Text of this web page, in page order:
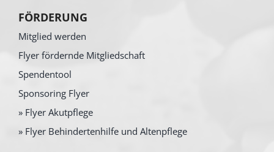
FÖRDERUNG
Mitglied werden
Flyer fördernde Mitgliedschaft
Spendentool
Sponsoring Flyer
» Flyer Akutpflege
» Flyer Behindertenhilfe und Altenpflege